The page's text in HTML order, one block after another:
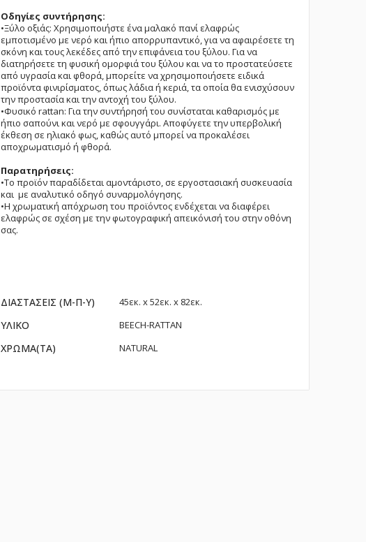
Οδηγίες συντήρησης:
•Ξύλο οξιάς: Χρησιμοποιήστε ένα μαλακό πανί ελαφρώς
εμποτισμένο με νερό και ήπιο απορρυπαντικό, για να αφαιρέσετε τη
σκόνη και τους λεκέδες από την επιφάνεια του ξύλου. Για να
διατηρήσετε τη φυσική ομορφιά του ξύλου και να το προστατεύσετε
από υγρασία και φθορά, μπορείτε να χρησιμοποιήσετε ειδικά
προϊόντα φινιρίσματος, όπως λάδια ή κεριά, τα οποία θα ενισχύσουν
την προστασία και την αντοχή του ξύλου.
•Φυσικό rattan: Για την συντήρησή του συνίσταται καθαρισμός με
ήπιο σαπούνι και νερό με σφουγγάρι. Αποφύγετε την υπερβολική
έκθεση σε ηλιακό φως, καθώς αυτό μπορεί να προκαλέσει
αποχρωματισμό ή φθορά.
Παρατηρήσεις:
•Το προϊόν παραδίδεται αμοντάριστο, σε εργοστασιακή συσκευασία
και με αναλυτικό οδηγό συναρμολόγησης.
•Η χρωματική απόχρωση του προϊόντος ενδέχεται να διαφέρει
ελαφρώς σε σχέση με την φωτογραφική απεικόνισή του στην οθόνη
σας.
Περισσότερες
Πληροφορίες
ΔΙΑΣΤΑΣΕΙΣ (Μ-Π-Υ) 45εк. x 52εк. x 82εк.
ΥΛΙΚΟ BEECH-RATTAN
ΧΡΩΜΑ(ΤΑ) NATURAL